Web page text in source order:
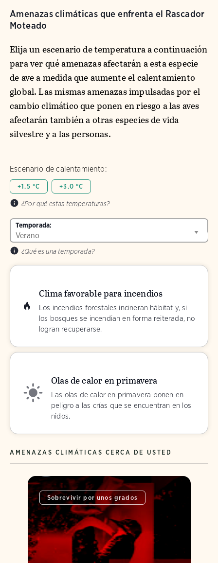
Amenazas climáticas que enfrenta el Rascador
Moteado
Elija un escenario de temperatura a continuación
para ver qué amenazas afectarán a esta especie
de ave a medida que aumente el calentamiento
global. Las mismas amenazas impulsadas por el
cambio climático que ponen en riesgo a las aves
afectarán también a otras especies de vida
silvestre y a las personas.
Escenario de calentamiento:
+1.5 °C +3.0 °C
¿Por qué estas temperaturas?
Temporada:
¿Qué es una temporada?
Clima favorable para incendios
Los incendios forestales incineran hábitat y, si
los bosques se incendian en forma reiterada, no
logran recuperarse.
Olas de calor en primavera
Las olas de calor en primavera ponen en
peligro a las crías que se encuentran en los
nidos.
AMENAZAS CLIMÁTICAS CERCA DE USTED
Sobrevivir por unos grados